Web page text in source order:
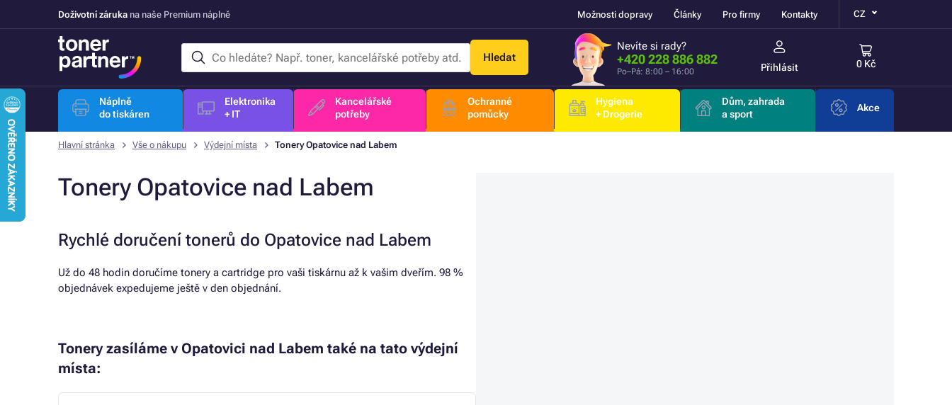
Doživotní záruka na naše Premium náplně Možnosti dopravy Články Pro firmy Kontakty CZ
Hledat
Nevíte si rady?
+420 228 886 882
Po–Pá: 8:00 – 16:00 Přihlásit 0 Kč
Náplně
do tiskáren
Elektronika
+ IT
Kancelářské
potřeby
Ochranné
pomůcky
Hygiena
+ Drogerie
Dům, zahrada
a sport
Akce
Hlavní stránka Vše o nákupu Výdejní místa Tonery Opatovice nad Labem
Tonery Opatovice nad Labem
Rychlé doručení tonerů do Opatovice nad Labem
Už do 48 hodin doručíme tonery a cartridge pro vaši tiskárnu až k vašim dveřím. 98 %
objednávek expedujeme ještě v den objednání.
Tonery zasíláme v Opatovici nad Labem také na tato výdejní
místa: